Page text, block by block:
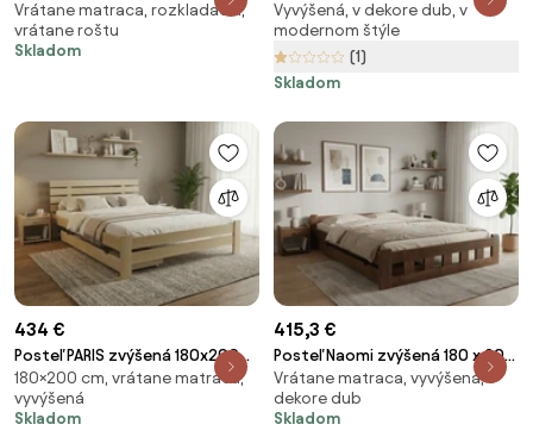
hľuzovka Rošt: S lamelovým
roštom, Matrac: Matrac DELUXE
10 cm
Vrátane matraca, rozkladacia,
vrátane roštu
Skladom
cm, dub Rošt: S lamelovým
roštom, Matrac: Bez matraca
Vyvýšená, v dekore dub, v
modernom štýle
(1)
Skladom
434 €
Posteľ PARIS zvýšená 180x200
cm, borovica Rošt: Bez roštu,
Matrac: Matrac COCO MAXI 20
cm
180×200 cm, vrátane matraca,
vyvýšená
Skladom
415,3 €
Posteľ Naomi zvýšená 180 x 200
cm, dub Rošt: S lamelovým
roštom, Matrac: Matrac
SOMMERA 18 cm
Vrátane matraca, vyvýšená, v
dekore dub
Skladom